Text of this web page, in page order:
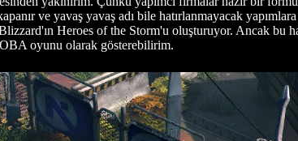
ve yavaş yavaş adı bile hatırlanmayacak
Heroes of the Storm'u oluşturuyor. Ancak bu
oyunu olarak gösterebilirim.